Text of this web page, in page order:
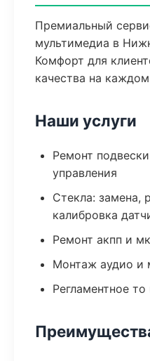
Премиальный
мультимедиа в
Комфорт для
качества на каждом
Наши услуги
Ремонт
управления
Стекла: замена,
калибровка
Ремонт акпп и
Монтаж аудио и
Регламентное